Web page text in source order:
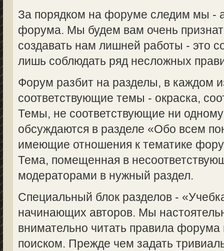
За порядком на форуме следим мы -
форума. Мы будем вам очень
создавать нам лишней работы - это
лишь соблюдать ряд несложных
Форум разбит на разделы, в каждом
соответствующие темы - окраска,
Темы, не соответствующие ни
обсуждаются в разделе «Обо всем
имеющие отношения к тематике
Тема, помещенная в
модераторами в нужный раздел.
Специальный блок разделов -
начинающих авторов. Мы
внимательно читать правила форума
поиском. Прежде чем задать